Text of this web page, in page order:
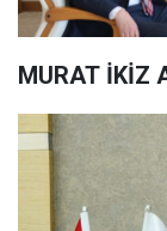
MURAT İKİZ